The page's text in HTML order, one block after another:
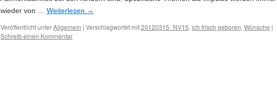
wieder von … Weiterlesen →
Veröffentlicht unterAllgemein | Verschlagwortet mit20120315_NV15, ich frisch geboren, Wünsche |
Schreib einen Kommentar